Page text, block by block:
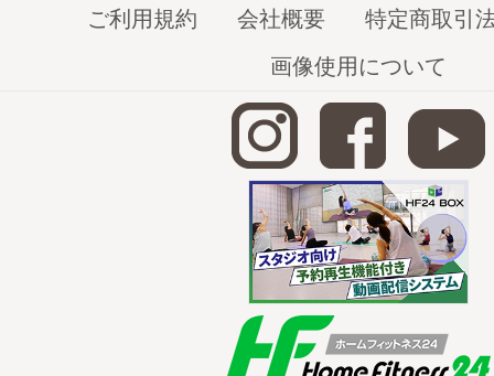
ご利用規約
会社概要
特定商取引
画像使用について